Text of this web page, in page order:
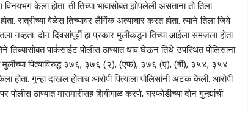
केला होता. ती तिच्या भावासोबत झोपलेली असताना तो तिला
रात्रीच्या वेळेस तिच्यावर लैगिंक अत्याचार करत होता. त्याने तिला जिवे
नव्हता. दोन दिवसांपूर्वी हा प्रकार मुलीकडून तिच्या आईला समजला होता.
तिच्यासोबत पार्कसाईट पोलीस ठाण्यात धाव घेऊन तिथे उपस्थित पोलिसांना
मुलीच्या पित्याविरुद्ध ३७६, ३७६ (२), (एफ), ३७६ (ए), (बी), ३५४, ३५४
गुन्हा दाखल होताच आरोपी पित्याला पोलिसांनी अटक केली. आरोपी
पोलीस ठाण्यात मारामारीसह शिवीगाळ करणे, घरफोडीच्या दोन गुन्ह्यांची